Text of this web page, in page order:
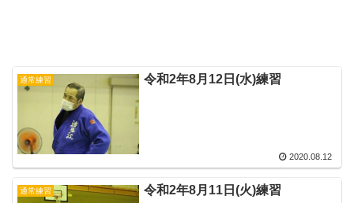
通常練習 令和2年8月12日(水)練習
2020.08.12
通常練習 令和2年8月11日(火)練習